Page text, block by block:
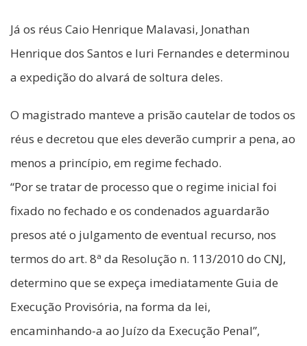
Já os réus Caio Henrique Malavasi, Jonathan
Henrique dos Santos e Iuri Fernandes e determinou
a expedição do alvará de soltura deles.
O magistrado manteve a prisão cautelar de todos os
réus e decretou que eles deverão cumprir a pena, ao
menos a princípio, em regime fechado.
“Por se tratar de processo que o regime inicial foi
fixado no fechado e os condenados aguardarão
presos até o julgamento de eventual recurso, nos
termos do art. 8ª da Resolução n. 113/2010 do CNJ,
determino que se expeça imediatamente Guia de
Execução Provisória, na forma da lei,
encaminhando-a ao Juízo da Execução Penal”,